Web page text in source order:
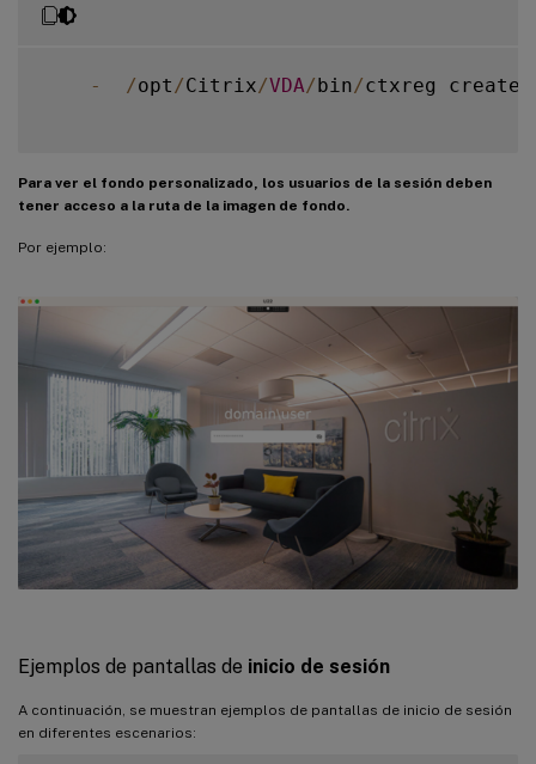
- /opt/Citrix/VDA/ bin/ctxreg create
Para ver el fondo personalizado, los usuarios de la sesión deben
tener acceso a la ruta de la imagen de fondo.
Por ejemplo:
Ejemplos de pantallas de inicio de sesión
A continuación, se muestran ejemplos de pantallas de inicio de sesión
en diferentes escenarios: